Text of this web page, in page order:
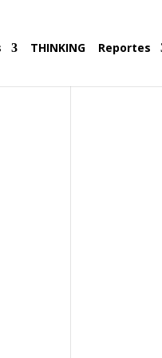
THINKING Reportes